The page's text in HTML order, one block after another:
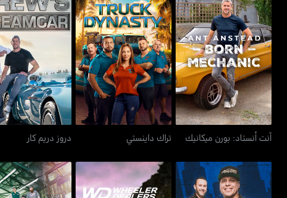
آنت أنستاد: بورن ميكانيك
آنت أنستاد: بورن ميكانيك
تراك داينستي
تراك داينستي
دروز دريم كار
دروز دريم كار